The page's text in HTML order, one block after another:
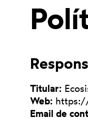
Titular:
Web:
Email de